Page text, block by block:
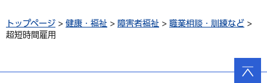
トップページ > 健康・福祉 > 障害者福祉 > 職業相談・訓練など >
超短時間雇用
ページ
の先頭